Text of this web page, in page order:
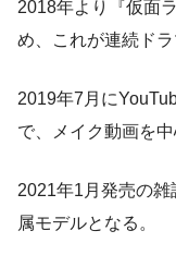
2018年より『仮面
め、これが連続ド
2019年7月に
で、メイク動画を
2021年1月発売の
属モデルとなる。